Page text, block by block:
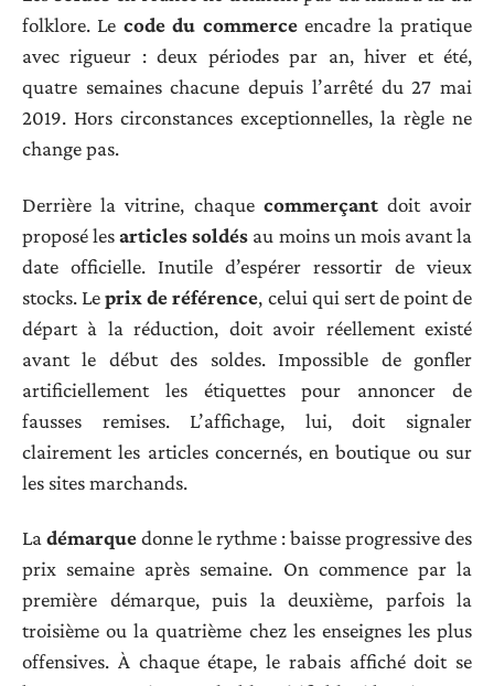
folklore. Le code du commerceencadre la pratique
avec rigueur : deux périodes par an, hiver et été,
quatre semaines chacune depuis l’arrêté du 27 mai
2019. Hors circonstances exceptionnelles, la règle ne
change pas.
Derrière la vitrine, chaque commerçantdoit avoir
proposé lesarticles soldés au moins un mois avant la
date officielle. Inutile d’espérer ressortir de vieux
stocks. Leprix de référence, celui qui sert de point de
départ à la réduction, doit avoir réellement existé
avant le début des soldes. Impossible de gonfler
artificiellement les étiquettes pour annoncer de
fausses remises. L’affichage, lui, doit signaler
clairement les articles concernés, en boutique ou sur
les sites marchands.
Ladémarquedonne le rythme : baisse progressive des
prix semaine après semaine. On commence par la
première démarque, puis la deuxième, parfois la
troisième ou la quatrième chez les enseignes les plus
offensives. À chaque étape, le rabais affiché doit se